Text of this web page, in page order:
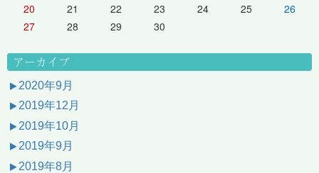
20
21 22 23 24 25
26
27
28 29 30
アーカイブ
2020年9月
2019年12月
2019年10月
2019年9月
2019年8月